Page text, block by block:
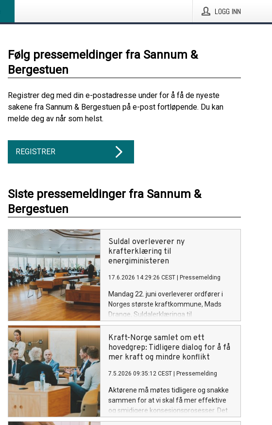
LOGG INN
Følg pressemeldinger fra Sannum &
Bergestuen
Registrer deg med din e-postadresse under for å få de nyeste
sakene fra Sannum & Bergestuen på e-post fortløpende. Du kan
melde deg av når som helst.
REGISTRER
Siste pressemeldinger fra Sannum &
Bergestuen
Suldal overleverer ny
krafterklæring til
energiministeren
17.6.2026 14:29:26 CEST Pressemelding
Mandag 22. juni overleverer ordfører i
Norges største kraftkommune, Mads
Drange, Suldalerklæringa til
energiminister Terje Aasland.
Erklæringen er resultatet av det nye
initiativet «På innsida av krafta», som
samlet sentrale aktører fra
forvaltning, naturinteresser og politikk til
rundebordskonferanse i mai.
Kraft-Norge samlet om ett
hovedgrep: Tidligere dialog for å få
mer kraft og mindre konflikt
7.5.2026 09:35:12 CEST Pressemelding
Aktørene må møtes tidligere og snakke
sammen for at vi skal få mer effektive
og smidigere konsesjonsprosesser. Det
er konklusjonen etter at kraftbransje,